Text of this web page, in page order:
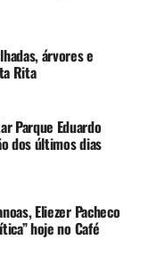
árvores e
Rita
Parque Eduardo
dos últimos dias
Eliezer Pacheco
hoje no Café